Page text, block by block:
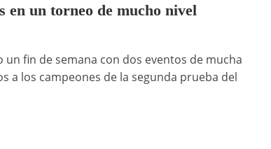
en un torneo de mucho nivel
un fin de semana con dos eventos de mucha
a los campeones de la segunda prueba del